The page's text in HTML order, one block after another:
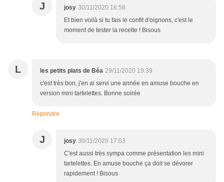
J josy 30/11/2020 16:58
Et bien voilà si tu fais le confit d'oignons, c'est le
moment de tester la recette ! Bisous
L les petits plats de Béa 29/11/2020 19:39
c'est très bon, j'en ai servi une année en amuse bouche en
version mini tartelettes. Bonne soirée
Répondre
J josy 30/11/2020 17:03
C'est aussi très sympa comme présentation les mini
tartelettes. En amuse bouche ça doit se dévorer
rapidement ! Bisous